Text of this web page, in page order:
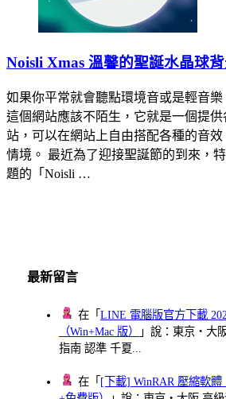
Noisli Xmas 溫馨的聖誕水晶球
如果你平常就會聽點環境音或是輕音
這個網站應該不陌生，它就是一個提
站，可以在網站上自由搭配各種的音
情境。 最近為了迎接聖誕節的到來，
題的「Noisli …
最新留言
在「LINE 電腦版官方下載
（Win+Mac 版）
」說：東京・大
指南 認準 千夏...
在「 [下載] WinRAR 壓縮軟體